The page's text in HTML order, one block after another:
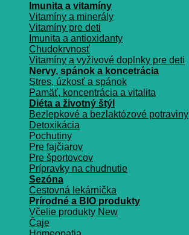
Imunita a vitamíny
Vitamíny a minerály
Vitamíny pre deti
Imunita a antioxidanty
Chudokrvnosť
Vitamíny a vyživové doplnky pre deti
Nervy, spánok a koncetrácia
Stres, úzkosť a spánok
Pamäť, koncentrácia a vitalita
Diéta a životný štýl
Bezlepkové a bezlaktózové potraviny
Detoxikácia
Pochutiny
Pre fajčiarov
Pre športovcov
Prípravky na chudnutie
Sezóna
Cestovná lekárnička
Prírodné a BIO produkty
Včelie produkty
Čaje